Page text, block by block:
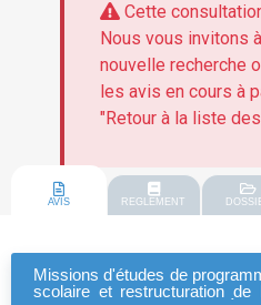
Cette
Nous vous invitons
nouvelle recherche
les avis en cours à
"Retour à la liste
AVIS REGLEMENT
Missions d'études de
scolaire et restructuration